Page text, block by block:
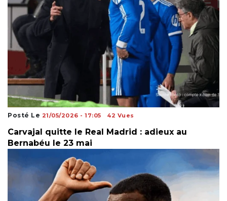
Posté Le 21/05/2026 - 17:05 42 Vues
Carvajal quitte le Real Madrid : adieux au
Bernabéu le 23 mai